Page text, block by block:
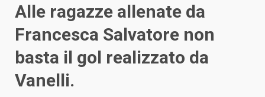
Alle ragazze allenate da
Francesca Salvatore non
basta il gol realizzato da
Vanelli.